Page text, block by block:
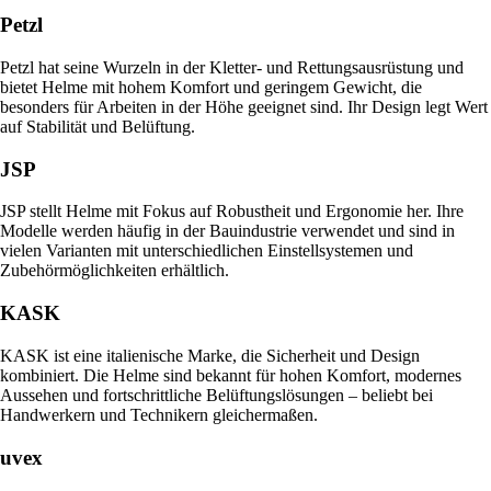
Petzl
Petzl hat seine Wurzeln in der Kletter- und Rettungsausrüstung und
bietet Helme mit hohem Komfort und geringem Gewicht, die
besonders für Arbeiten in der Höhe geeignet sind. Ihr Design legt Wert
auf Stabilität und Belüftung.
JSP
JSP stellt Helme mit Fokus auf Robustheit und Ergonomie her. Ihre
Modelle werden häufig in der Bauindustrie verwendet und sind in
vielen Varianten mit unterschiedlichen Einstellsystemen und
Zubehörmöglichkeiten erhältlich.
KASK
KASK ist eine italienische Marke, die Sicherheit und Design
kombiniert. Die Helme sind bekannt für hohen Komfort, modernes
Aussehen und fortschrittliche Belüftungslösungen – beliebt bei
Handwerkern und Technikern gleichermaßen.
uvex